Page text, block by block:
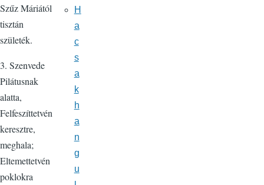
Szűz Máriától
tisztán
születék.
3. Szenvede
Pilátusnak
alatta,
Felfeszíttetvén
keresztre,
meghala;
Eltemettetvén
poklokra
H
a
c
s
a
k
h
a
n
g
u